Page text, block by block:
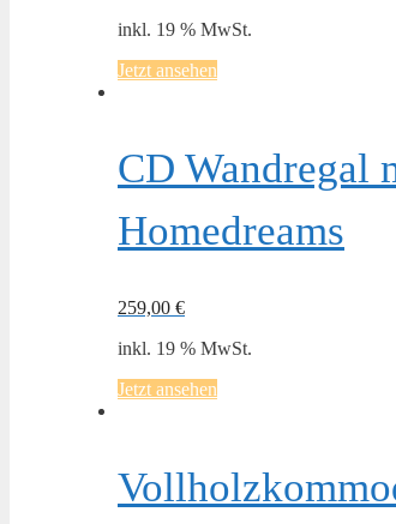
inkl. 19 % MwSt.
Jetzt ansehen
CD Wandregal
Homedreams
259,00 €
inkl. 19 % MwSt.
Jetzt ansehen